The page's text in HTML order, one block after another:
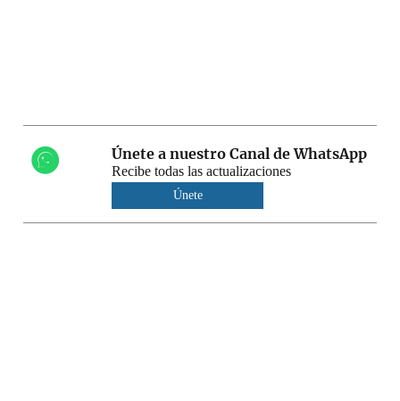
Únete a nuestro Canal de WhatsApp
Recibe todas las actualizaciones
Únete